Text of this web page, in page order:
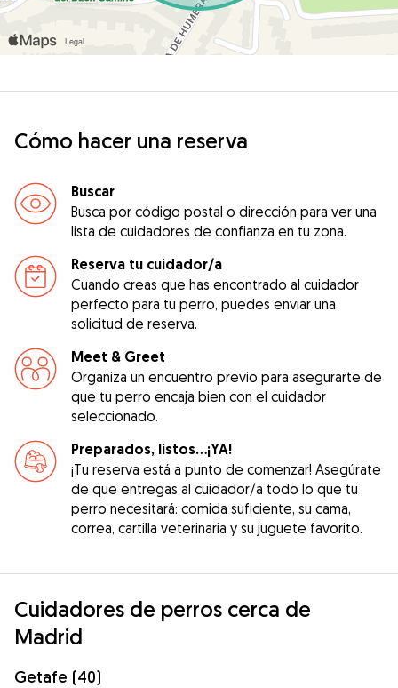
Cómo hacer una reserva
Buscar
Busca por código postal o dirección para ver una
lista de cuidadores de confianza en tu zona.
Reserva tu cuidador/a
Cuando creas que has encontrado al cuidador
perfecto para tu perro, puedes enviar una
solicitud de reserva.
Meet & Greet
Organiza un encuentro previo para asegurarte de
que tu perro encaja bien con el cuidador
seleccionado.
Preparados, listos...¡YA!
¡Tu reserva está a punto de comenzar! Asegúrate
de que entregas al cuidador/a todo lo que tu
perro necesitará: comida suficiente, su cama,
correa, cartilla veterinaria y su juguete favorito.
Cuidadores de perros cerca de
Madrid
Getafe (40)